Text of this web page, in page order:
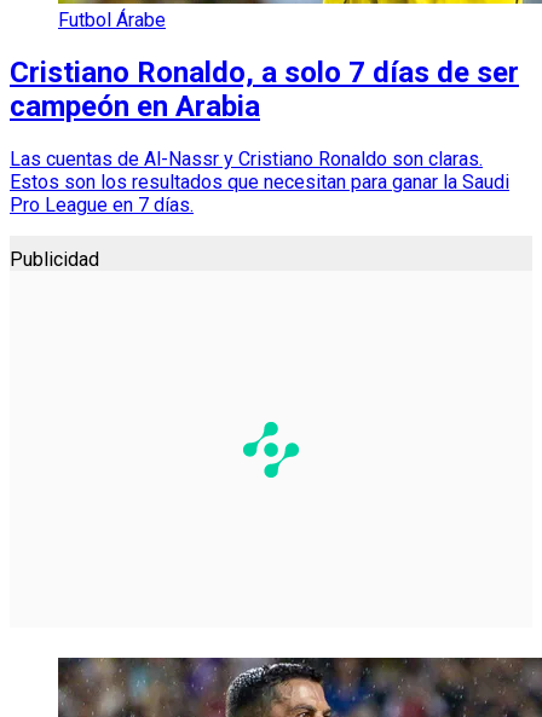
Futbol Árabe
Cristiano Ronaldo, a solo 7 días de ser
campeón en Arabia
Las cuentas de Al-Nassr y Cristiano Ronaldo son claras.
Estos son los resultados que necesitan para ganar la Saudi
Pro League en 7 días.
Publicidad